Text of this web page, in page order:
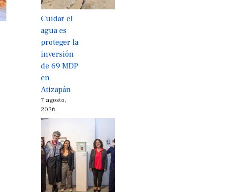
Cuidar el
agua es
proteger la
inversión
de 69 MDP
en
Atizapán
7 agosto,
2026